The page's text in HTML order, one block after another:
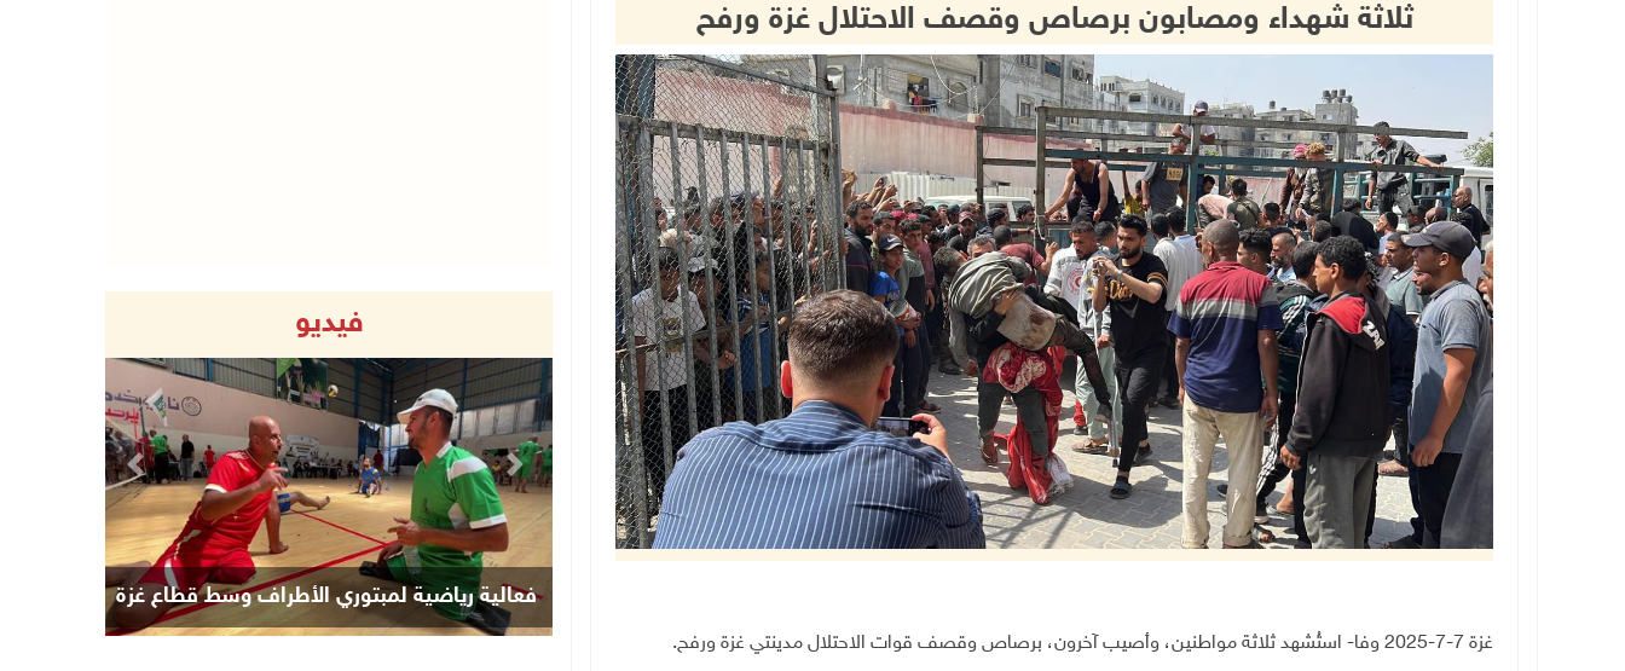
ثلاثة شهداء ومصابون برصاص وقصف الاحتلال غزة ورفح
غزة 7-7-2025 وفا- استُشهد ثلاثة مواطنين، وأصيب آخرون، برصاص وقصف قوات الاحتلال مدينتي غزة ورفح.
فيديو
فعالية رياضية لمبتوري الأطراف وسط قطاع غزة
Previous Next